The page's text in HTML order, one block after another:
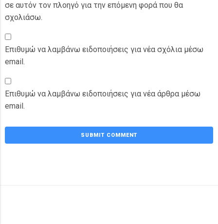
σε αυτόν τον πλοηγό για την επόμενη φορά που θα
σχολιάσω.
Επιθυμώ να λαμβάνω ειδοποιήσεις για νέα σχόλια μέσω
email.
Επιθυμώ να λαμβάνω ειδοποιήσεις για νέα άρθρα μέσω
email.